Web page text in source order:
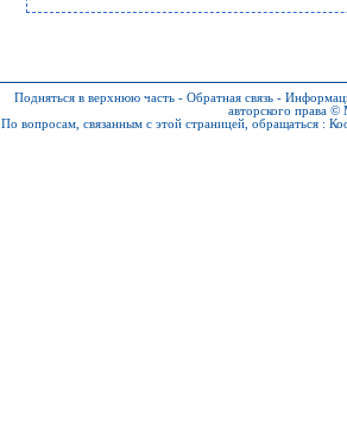
Подняться в верхнюю часть - Обратная связь -
авторского права
По вопросам, связанным с этой страницей, обращаться :